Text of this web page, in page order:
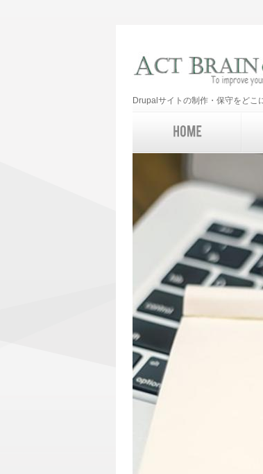
Drupalサイトの制作・保守をど